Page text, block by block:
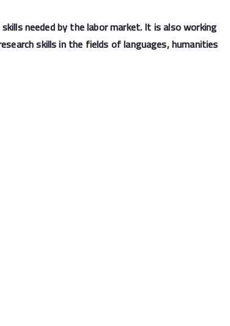
needed by the labor market. It is also working
skills in the fields of languages, humanities